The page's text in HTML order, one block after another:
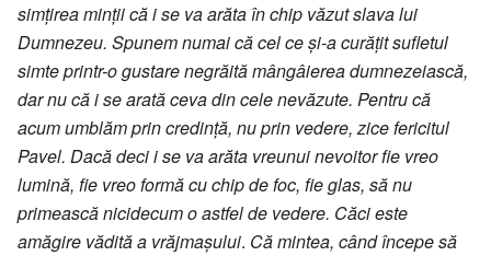
simțirea minții că i se va arăta în chip văzut slava lui
Dumnezeu. Spunem numai că cel ce și-a curățit sufletul
simte printr-o gustare negrăită mângâierea dumnezeiască,
dar nu că i se arată ceva din cele nevăzute. Pentru că
acum umblăm prin credință, nu prin vedere, zice fericitul
Pavel. Dacă deci i se va arăta vreunui nevoitor fie vreo
lumină, fie vreo formă cu chip de foc, fie glas, să nu
primească nicidecum o astfel de vedere. Căci este
amăgire vădită a vrăjmașului. Că mintea, când începe să